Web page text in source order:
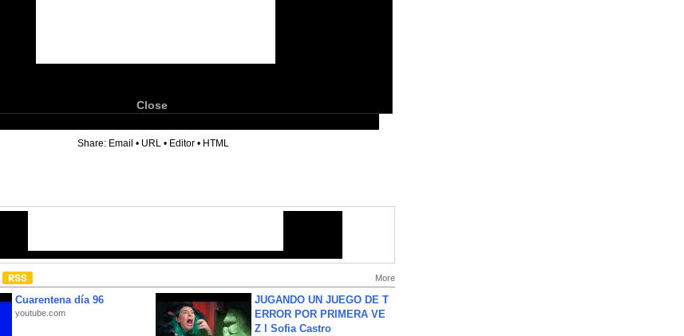
Close
Share: Email • URL • Editor • HTML
More
Cuarentena día 96
youtube.com
JUGANDO UN JUEGO DE T
ERROR POR PRIMERA VE
Z l Sofia Castro